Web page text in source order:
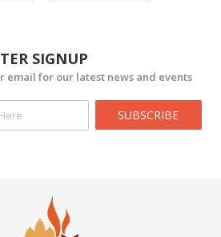
SIGNUP
email for our latest news and events
SUBSCRIBE